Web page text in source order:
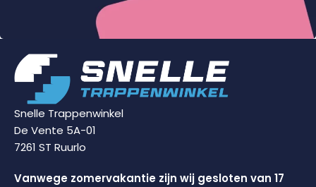
Snelle Trappenwinkel
De Vente 5A-01
7261 ST Ruurlo
Vanwege zomervakantie zijn wij gesloten van 17